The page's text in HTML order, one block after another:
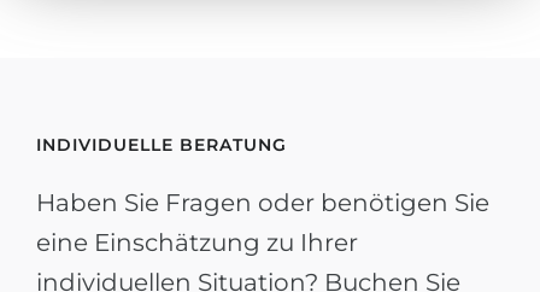
INDIVIDUELLE BERATUNG
Haben Sie Fragen oder benötigen Sie
eine Einschätzung zu Ihrer
individuellen Situation? Buchen Sie